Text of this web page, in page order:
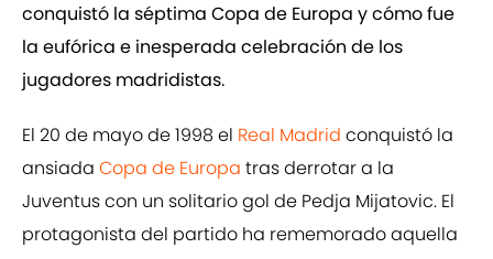
conquistó la séptima Copa de Europa y cómo fue
la eufórica e inesperada celebración de los
jugadores madridistas.
El 20 de mayo de 1998 el Real Madrid conquistó la
ansiada Copa de Europa tras derrotar a la
Juventus con un solitario gol de Pedja Mijatovic. El
protagonista del partido ha rememorado aquella